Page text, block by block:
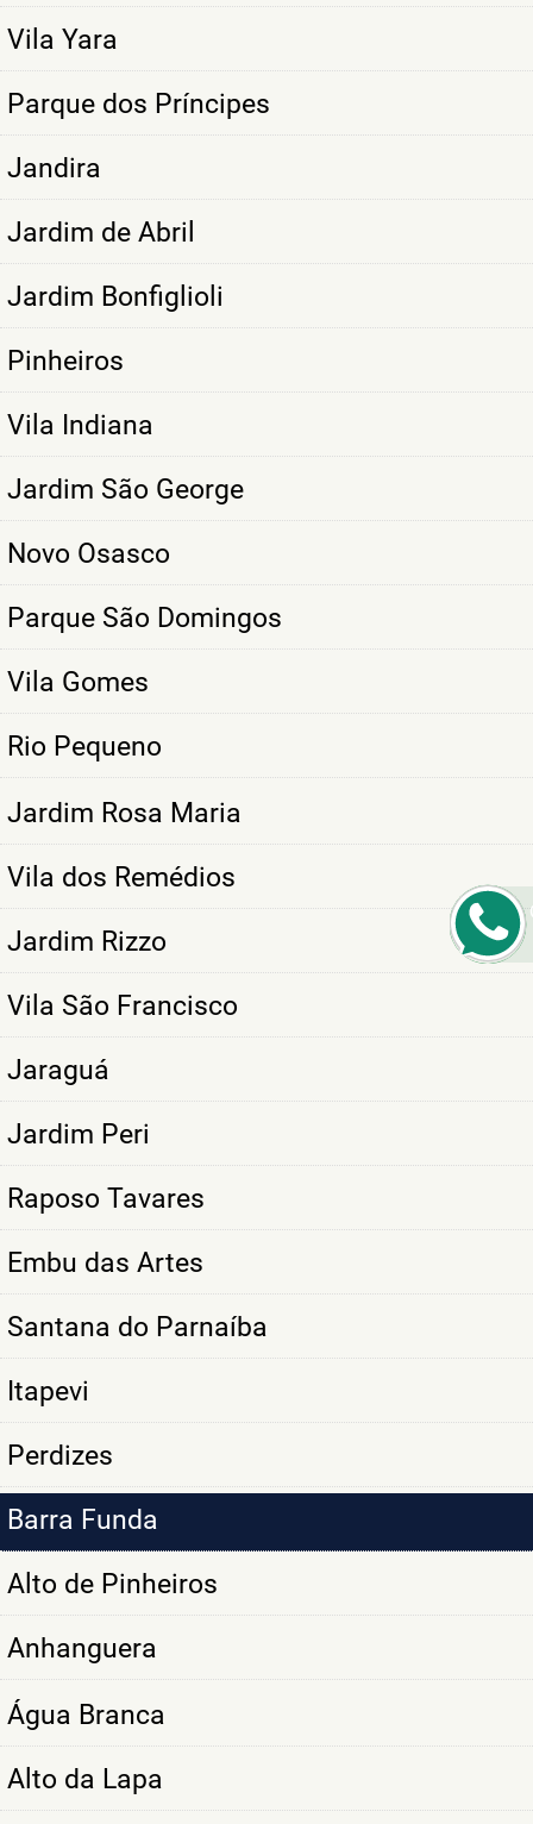
Vila Yara
Parque dos Príncipes
Jandira
Jardim de Abril
Jardim Bonfiglioli
Pinheiros
Vila Indiana
Jardim São George
Novo Osasco
Parque São Domingos
Vila Gomes
Rio Pequeno
Jardim Rosa Maria
Vila dos Remédios
Jardim Rizzo
Vila São Francisco
Jaraguá
Jardim Peri
Raposo Tavares
Embu das Artes
Santana do Parnaíba
Itapevi
Perdizes
Barra Funda
Alto de Pinheiros
Anhanguera
Água Branca
Alto da Lapa